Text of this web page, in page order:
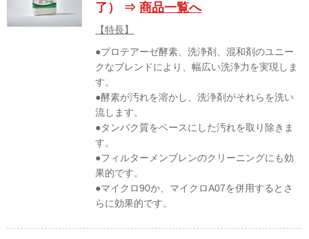
了） ⇒商品一覧へ
【特長】
●プロテアーゼ酵素、洗浄剤、混和剤のユニー
クなブレンドにより、幅広い洗浄力を実現しま
す。
●酵素が汚れを溶かし、洗浄剤がそれらを洗い
流します。
●タンパク質をベースにした汚れを取り除きま
す。
●フィルターメンブレンのクリーニングにも効
果的です。
●マイクロ90か、マイクロA07を併用するとさ
らに効果的です。